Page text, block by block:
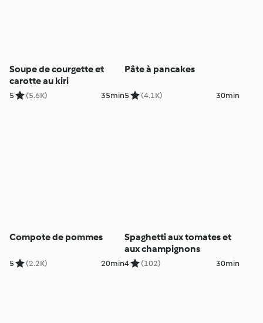
Soupe de courgette et
carotte au kiri
5 (5.6K) 35min
Pâte à pancakes
5 (4.1K) 30min
Compote de pommes
5 (2.2K) 20min
Spaghetti aux tomates et
aux champignons
4 (102) 30min